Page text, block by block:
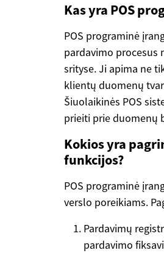
Kas yra POS
POS programinė
pardavimo procesus
srityse. Ji apima ne
klientų duomenų
Šiuolaikinės POS
prieiti prie duomenų
Kokios yra
funkcijos?
POS programinė
verslo poreikiams.
Pardavimų
pardavimo